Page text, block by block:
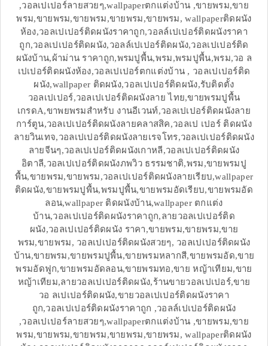
,วอลเปเปอร์ลายสวยๆ,wallpaperตกแต่งบ้าน ,ขายพรม,ขาย
พรม,ขายพรม,ขายพรม,ขายพรม,ขายพรม, wallpaperติดผนัง
ห้อง,วอลเปเปอร์ติดผนังราคาถูก,วอลล์เปเปอร์ติดผนังราคา
ถูก,วอลเปเปอร์ติดผนัง,วอลล์เปเปอร์ติดผนัง,วอลเปเปอร์ติด
ผนังบ้าน,ผ้าม่าน ราคาถูก,พรมปูพื้น,พรม,พรมปูพื้น,พรม,วอ ล
เปเปอร์ติดผนังห้อง,วอลเปเปอร์ตกแต่งบ้าน , วอลเปเปอร์ติด
ผนัง,wallpaper ติดผนัง,วอลเปเปอร์ติดผนัง,รับติดตั้ง
วอลเปเปอร์,วอลเปเปอร์ติดผนังลาย ไทย,ขายพรมปูพื้น
เกรดA,ขาพยพรมสำหรับ งานอีเวนท์,วอลเปเปอร์ติดผนังลาย
การ์ตูน,วอลเปเปอร์ติดผนังลายคลาสสิค,วอลเป เปอร์ ติดผนัง
ลายวินเทจ,วอลเปเปอร์ติดผนังลายเรจโทร,วอลเปเปอร์ติดผนัง
ลายจีนๆ,วอลเปเปอร์ติดผนังเกาหลี,วอลเปเปอร์ติดผนัง
อิตาลี,วอลเปเปอร์ติดผนังภพวิว ธรรมชาติ,พรม,ขายพรมปู
พื้น,ขายพรม,ขายพรม,วอลเปเปอร์ติดผนังลายเรียบ,wallpaper
ติดผนัง,ขายพรมปูพื้น,พรมปูพื้น,ขายพรมอัดเรียบ,ขายพรมอัด
ลอน,wallpaper ติดผนังบ้าน,wallpaper ตกแต่ง
บ้าน,วอลเปเปอร์ติดผนังราคาถูก,ลายวอลเปเปอร์ติด
ผนัง,วอลเปเปอร์ติดผนัง ราคา,ขายพรม,ขายพรม,ขาย
พรม,ขายพรม, วอลเปเปอร์ติดผนังสวยๆ, วอลเปเปอร์ติดผนัง
บ้าน,ขายพรม,ขายพรมปูพื้น,ขายพรมหลากสี,ขายพรมอัด,ขาย
พรมอัดฟูก,ขายพรมอัดลอน,ขายพรมทอ,ขาย หญ้าเทียม,ขาย
หญ้าเทียม,ลายวอลเปเปอร์ติดผนัง,ร้านขายวอลเปเปอร์,ขาย
วอ ลเปเปอร์ติดผนัง,ขายวอลเปเปอร์ติดผนังราคา
ถูก,วอลเปเปอร์ติดผนังราคาถูก ,วอลล์เปเปอร์ติดผนัง
,วอลเปเปอร์ลายสวยๆ,wallpaperตกแต่งบ้าน ,ขายพรม,ขาย
พรม,ขายพรม,ขายพรม,ขายพรม,ขายพรม, wallpaperติดผนัง